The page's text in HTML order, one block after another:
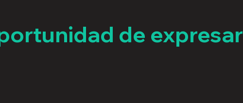
de